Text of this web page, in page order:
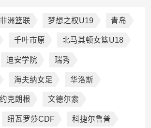
非洲篮联 梦想之权U19 青岛
千叶市原 北马其顿女篮U18
迪安学院 瑞秀
海夫纳女足 华洛斯
克朗根 文德尔索
纽瓦罗莎CDF 科捷尔鲁普